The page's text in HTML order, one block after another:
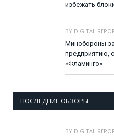
избежать
BY DIGITAL
Минобороны
предприятию,
«Фламинго»
ПОСЛЕДНИЕ ОБЗОРЫ
BY DIGITAL